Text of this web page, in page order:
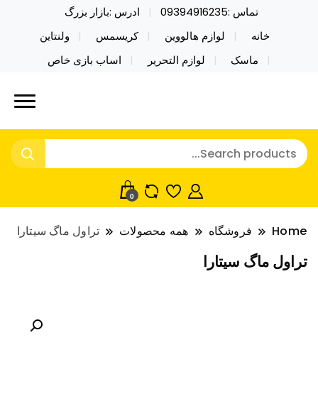
تماس :09394916235
ادرس :بازار بزرگ
خانه
لوازم هالووین کریسمس
ولنتاین
ماسک
لوازم التحریر اساب بازی خاص
نایکر توی فروش عمده لوازم هالووین
ولن تاین کادویی کریسمس اکسسوری
خرید محصولات خاص فیجت اسباب بازی تراول ماگ نایکر
توی فروش عمده لوازم هالووین ولن تاین کادویی
کریسمس اکسسوری ماسک در واردات مستقیم
0
Home فروشگاه همه محصولات تراول ماگ سیتارا
تراول ماگ سیتارا